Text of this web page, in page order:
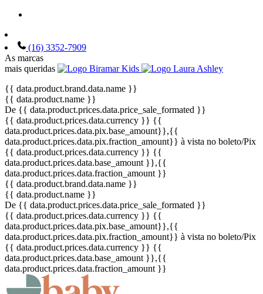
(16) 3352-7909
As marcas
mais queridas
{{ data.product.brand.data.name }}
{{ data.product.name }}
De {{ data.product.prices.data.price_sale_formated }}
{{ data.product.prices.data.currency }} {{
data.product.prices.data.pix.base_amount}},{{
data.product.prices.data.pix.fraction_amount}} à vista no boleto/Pix
{{ data.product.prices.data.currency }} {{
data.product.prices.data.base_amount }},{{
data.product.prices.data.fraction_amount }}
{{ data.product.brand.data.name }}
{{ data.product.name }}
De {{ data.product.prices.data.price_sale_formated }}
{{ data.product.prices.data.currency }} {{
data.product.prices.data.pix.base_amount}},{{
data.product.prices.data.pix.fraction_amount}} à vista no boleto/Pix
{{ data.product.prices.data.currency }} {{
data.product.prices.data.base_amount }},{{
data.product.prices.data.fraction_amount }}